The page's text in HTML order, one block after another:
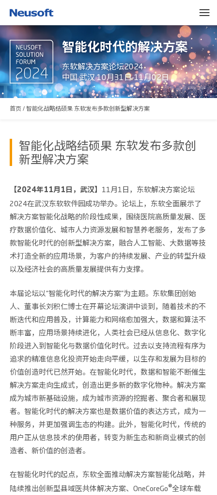
智能化时代的解决方案
东软解决方案论坛2024
中国 武汉 10月31日-11月02日
首页 / 智能化战略结硕果 东软发布多款创新型解决方案
智能化战略结硕果 东软发布多款创
新型解决方案
【2024年11月1日，武汉】 11月1日，东软解决方案论坛
2024在武汉东软软件园成功举办。论坛上，东软全面展示了
解决方案智能化战略的阶段性成果，围绕医院高质量发展、医
疗数据价值化、城市人力资源发展和智慧养老服务，发布了多
款智能化时代的创新型解决方案，融合人工智能、大数据等技
术打造全新的应用场景，为客户的持续发展、产业的转型升级
以及经济社会的高质量发展提供有力支撑。
本届论坛以“智能化时代的解决方案”为主题。东软集团创始
人、董事长刘积仁博士在开幕论坛演讲中谈到，随着技术的不
断迭代和应用普及，计算能力和网络愈加强大，数据和算法不
断丰富，应用场景持续进化，人类社会已经从信息化、数字化
阶段进入到智能化与数据价值化时代。过去以支持流程有序为
追求的精准信息化投资开始走向平缓，以生存和发展为目标的
价值创造时代已然开始。在智能化时代，数据和智能不断催生
解决方案走向生成式，创造出更多新的数字化物种。解决方案
成为城市新基础设施，成为城市资源的挖掘者、聚合者和展现
者。智能化时代的解决方案也是数据价值的表达方式，成为一
种服务，并更加强调生态的构建。此外，智能化时代，传统的
用户正从信息技术的使用者，转变为新生态和新商业模式的创
造者、新价值的创造者。
在智能化时代的起点，东软全面推动解决方案智能化战略，并
陆续推出创新型县域医共体解决方案、OneCoreGo®全球车载